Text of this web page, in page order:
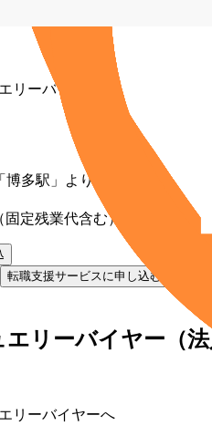
リーバイヤー（法
リーバイヤーへ
博多駅」より徒歩6分
固定残業代含む）
転職支援サービスに申し込む
エリーバイヤー（
リーバイヤーへ